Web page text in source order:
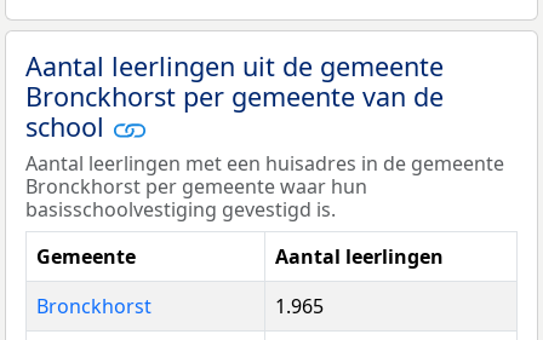
Aantal leerlingen uit de gemeente
Bronckhorst per gemeente van de
school
Aantal leerlingen met een huisadres in de gemeente
Bronckhorst per gemeente waar hun
basisschoolvestiging gevestigd is.
Gemeente
Aantal leerlingen
Bronckhorst
1.965